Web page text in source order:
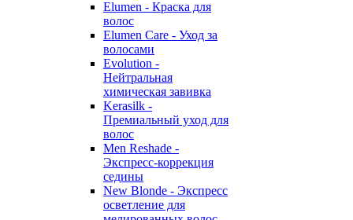
Elumen - Краска для
волос
Elumen Care - Уход за
волосами
Evolution -
Нейтральная
химическая завивка
Kerasilk -
Премиальный уход для
волос
Men Reshade -
Экспресс-коррекция
седины
New Blonde - Экспресс
осветление для